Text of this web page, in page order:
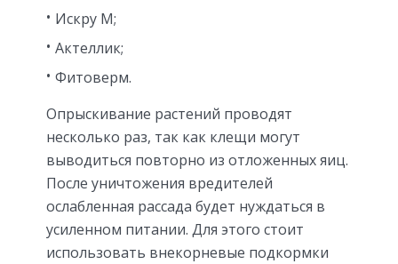
Искру М;
Актеллик;
Фитоверм.
Опрыскивание растений проводят
несколько раз, так как клещи могут
выводиться повторно из отложенных яиц.
После уничтожения вредителей
ослабленная рассада будет нуждаться в
усиленном питании. Для этого стоит
использовать внекорневые подкормки